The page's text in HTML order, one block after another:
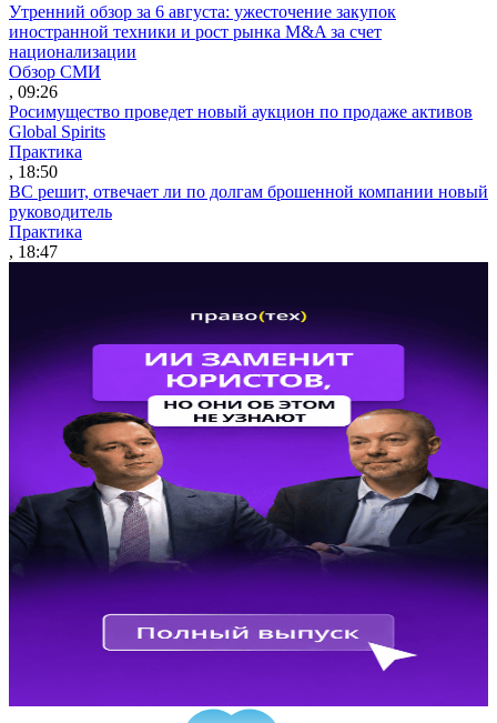
Утренний обзор за 6 августа: ужесточение закупок
иностранной техники и рост рынка M&A за счет
национализации
Обзор СМИ
, 09:26
Росимущество проведет новый аукцион по продаже активов
Global Spirits
Практика
, 18:50
ВС решит, отвечает ли по долгам брошенной компании новый
руководитель
Практика
, 18:47